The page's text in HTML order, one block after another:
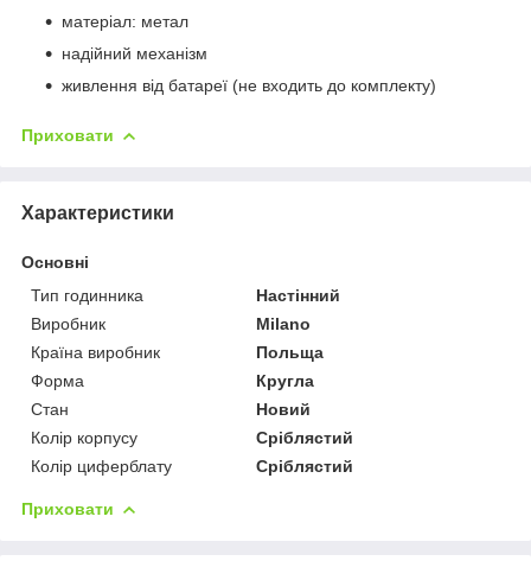
матеріал: метал
надійний механізм
живлення від батареї (не входить до комплекту)
Приховати
Характеристики
Основні
Тип годинника
Настінний
Виробник
Milano
Країна виробник
Польща
Форма
Кругла
Стан
Новий
Колір корпусу
Сріблястий
Колір циферблату
Сріблястий
Приховати